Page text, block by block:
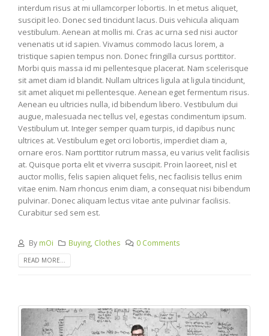
interdum risus at mi ullamcorper lobortis. In et metus aliquet,
suscipit leo. Donec sed tincidunt lacus. Duis vehicula aliquam
vestibulum. Aenean at mollis mi. Cras ac urna sed nisi auctor
venenatis ut id sapien. Vivamus commodo lacus lorem, a
tristique sapien tempus non. Donec fringilla cursus porttitor.
Morbi quis massa id mi pellentesque placerat. Nam scelerisque
sit amet diam id blandit. Nullam ultrices ligula at ligula tincidunt,
sit amet aliquet mi pellentesque. Aenean eget fermentum risus.
Aenean eu ultricies nulla, id bibendum libero. Vestibulum dui
augue, malesuada nec tellus vel, egestas condimentum ipsum.
Vestibulum ut. Integer semper quam turpis, id dapibus nunc
ultrices at. Vestibulum eget orci lobortis, imperdiet diam a,
ornare eros. Nam porttitor rutrum massa, eu varius velit facilisis
at. Quisque porta elit et viverra suscipit. Proin laoreet, nisl et
auctor mollis, felis sapien aliquet felis, nec facilisis tellus enim
vitae enim. Nam rhoncus enim diam, a consequat nisi bibendum
pulvinar. Donec aliquam lectus vitae ante pulvinar facilisis.
Curabitur sed sem est.
By mOi Buying Clothes 0 Comments
READ MORE...